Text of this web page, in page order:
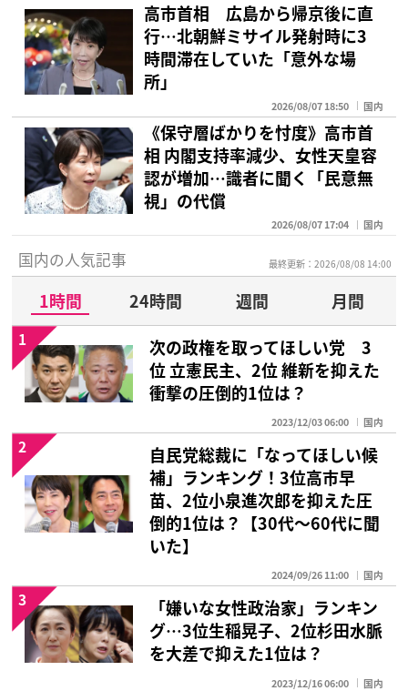
高市首相 広島から帰京後に直
行…北朝鮮ミサイル発射時に3
時間滞在していた「意外な場
所」
2026/08/07 18:50 国内
《保守層ばかりを忖度》高市首
相 内閣支持率減少、女性天皇容
認が増加…識者に聞く「民意無
視」の代償
2026/08/07 17:04 国内
国内の人気記事 最終更新：2026/08/08 14:00
1時間 24時間 週間
月間
次の政権を取ってほしい党 3
位 立憲民主、2位 維新を抑えた
衝撃の圧倒的1位は？
2023/12/03 06:00 国内
1
自民党総裁に「なってほしい候
補」ランキング！3位高市早
苗、2位小泉進次郎を抑えた圧
倒的1位は？【30代〜60代に聞
いた】
2024/09/26 11:00 国内
2
「嫌いな女性政治家」ランキン
グ…3位生稲晃子、2位杉田水脈
を大差で抑えた1位は？
2023/12/16 06:00 国内
3